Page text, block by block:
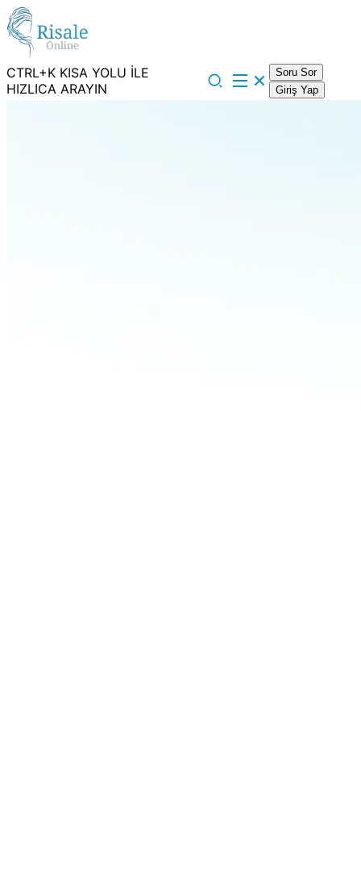
CTRL+K KISA YOLU İLE
HIZLICA ARAYIN
Soru Sor
Giriş Yap